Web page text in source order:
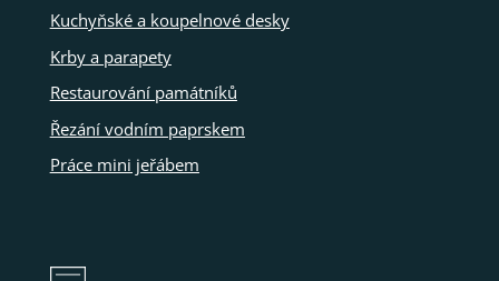
Kuchyňské a koupelnové desky
Krby a parapety
Restaurování památníků
Řezání vodním paprskem
Práce mini jeřábem